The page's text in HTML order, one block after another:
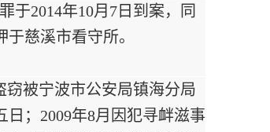
于2014年10月7日到案，同
慈溪市看守所。
窃被宁波市公安局镇海分局
；2009年8月因犯寻衅滋事